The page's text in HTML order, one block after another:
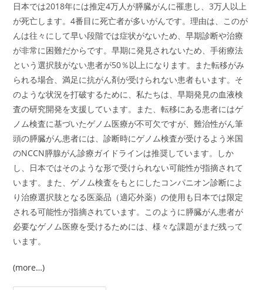
日本では2018年には推定4万人が膵臓がんに罹患し、3万人以上
が死亡します。4番目に死亡者が多いがんです。理由は、このが
んは往々にして早い段階では症状がないため、早期診断や治療
が非常に困難だからです。早期に発見されないため、手術療法
という選択肢がない患者が50％以上になります。また転移がみ
られる場合、満足に抗がん剤が受けられない患者もいます。そ
のような状況を打破するために、私たちは、早期発見の血液検
査の研究開発を支援しています。また、転移にある患者にはゲ
ノム検査に基づいたゲノム医療が不可欠ですが、難治性がん筆
頭の膵臓がん患者には、診断時にゲノム検査が受けるよう米国
のNCCN膵腺がん診療ガイドラインは推奨しています。しか
し、日本ではそのような形で受けられない可能性が指摘されて
います。また、ゲノム検査をもとにしたコンパニオン診断によ
り治療選択肢となる医薬品（適応外薬）の使用も日本では限定
される可能性が指摘されています。このように膵臓がん患者が
必要なゲノム医療を受けるためには、様々な課題がまだ残って
います。
(more…)